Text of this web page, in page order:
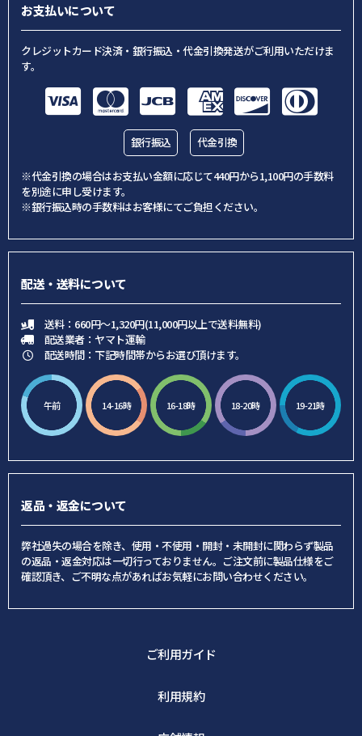
お支払いについて
クレジットカード決済・銀行振込・代金引換発送がご利用いただけま
す。
銀行振込 代金引換
※代金引換の場合はお支払い金額に応じて440円から1,100円の手数料
を別途に申し受けます。
※銀行振込時の手数料はお客様にてご負担ください。
配送・送料について
送料：660円～1,320円(11,000円以上で送料無料)
配送業者：ヤマト運輸
配送時間：下記時間帯からお選び頂けます。
午前 14-16時 16-18時 18-20時 19-21時
返品・返金について
弊社過失の場合を除き、使用・不使用・開封・未開封に関わらず製品
の返品・返金対応は一切行っておりません。ご注文前に製品仕様をご
確認頂き、ご不明な点があればお気軽にお問い合わせください。
ご利用ガイド
利用規約